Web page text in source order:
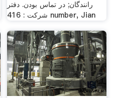
رانندگان; در تماس بودن. دفتر
شرکت : 416 number, Jian